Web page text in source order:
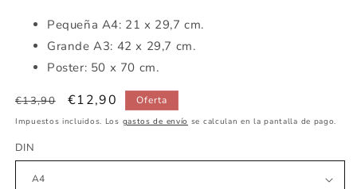
Pequeña A4: 21 x 29,7 cm.
Grande A3: 42 x 29,7 cm.
Poster: 50 x 70 cm.
Precio
habitual
€13,90
Precio
de
€12,90 Oferta
Impuestos incluidos. Los gastos de envío se calculan en la pantalla de pago.
DIN